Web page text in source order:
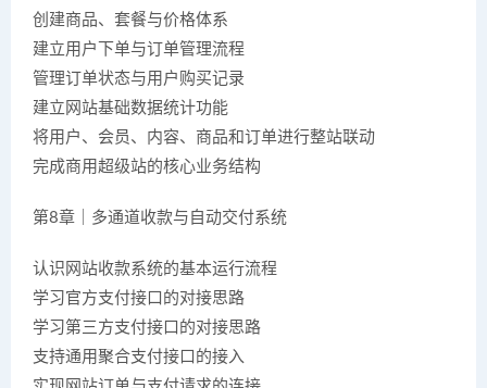
创建商品、套餐与价格体系
建立用户下单与订单管理流程
管理订单状态与用户购买记录
建立网站基础数据统计功能
将用户、会员、内容、商品和订单进行整站联动
完成商用超级站的核心业务结构
第8章｜多通道收款与自动交付系统
认识网站收款系统的基本运行流程
学习官方支付接口的对接思路
学习第三方支付接口的对接思路
支持通用聚合支付接口的接入